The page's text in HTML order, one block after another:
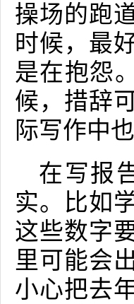
操场的跑
时候，最
是在抱怨
候，措辞
际写作中
在写报
实。比如
这些数字
里可能会
小心把去